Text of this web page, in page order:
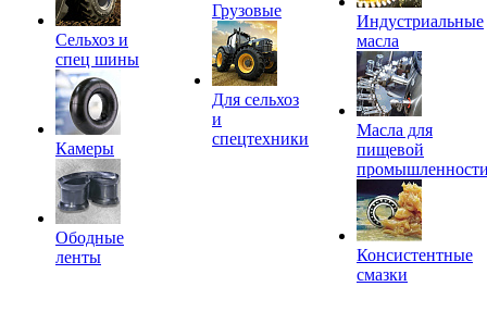
Сельхоз и
спец шины
Камеры
Ободные
ленты
Грузовые
Для сельхоз
и
спецтехники
Индустриальные
масла
Масла для
пищевой
Консистентные
смазки